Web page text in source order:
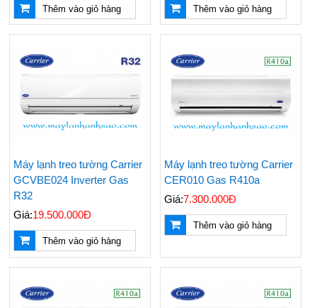
Thêm vào giỏ hàng Thêm vào giỏ hàng
Máy lạnh treo tường Carrier
GCVBE024 Inverter Gas
R32
Giá:19.500.000Đ
Thêm vào giỏ hàng
Máy lạnh treo tường Carrier
CER010 Gas R410a
Giá:7.300.000Đ
Thêm vào giỏ hàng
Nên Mua Máy Lạnh
Những Vật Tư Cần Có